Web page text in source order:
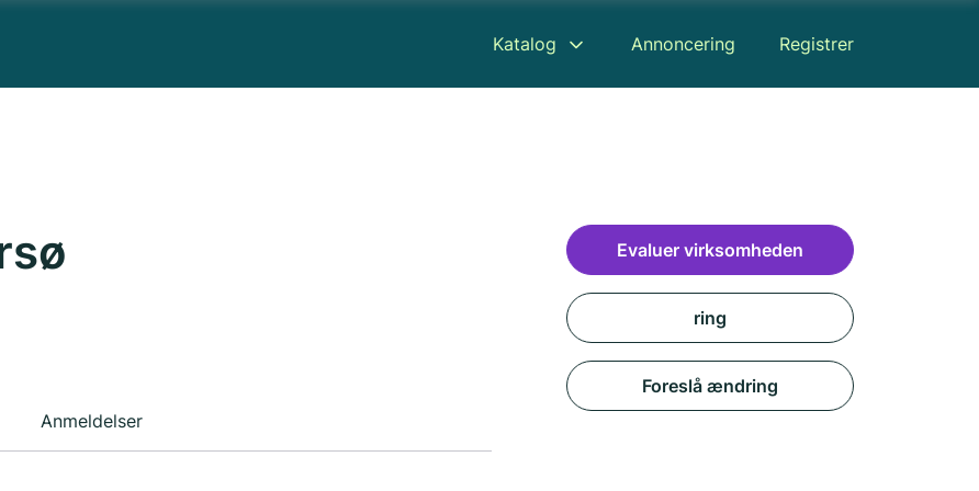
Katalog Annoncering Registrer
Anmeldelser
Evaluer virksomheden
ring
Foreslå ændring